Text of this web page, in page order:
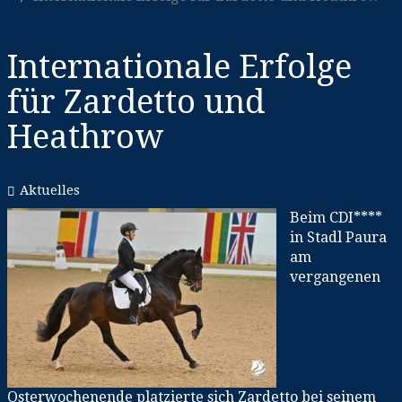
Internationale Erfolge
für Zardetto und
Heathrow
Aktuelles
Beim CDI****
in Stadl Paura
am
vergangenen
Osterwochenende platzierte sich Zardetto bei seinem